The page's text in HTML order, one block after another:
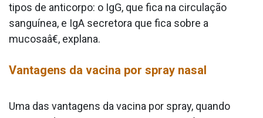
tipos de anticorpo: o IgG, que fica na circulação
sanguínea, e IgA secretora que fica sobre a
mucosaâ€, explana.
Vantagens da vacina por spray nasal
Uma das vantagens da vacina por spray, quando